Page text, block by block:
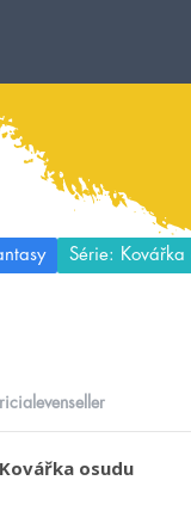
Série: Kovářka
osudu